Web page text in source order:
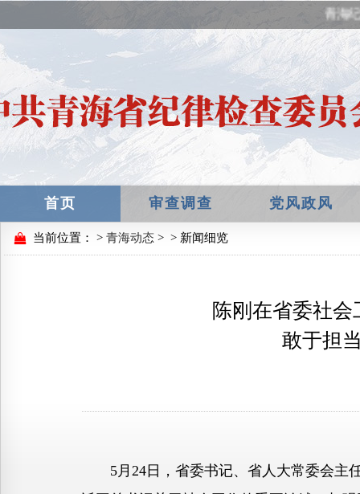
青海
首页 审查调查 党风政风
当前位置： > 青海动态 > > 新闻细览
陈刚在省委社
敢于担
5月24日，省委书记、省人大常委会主